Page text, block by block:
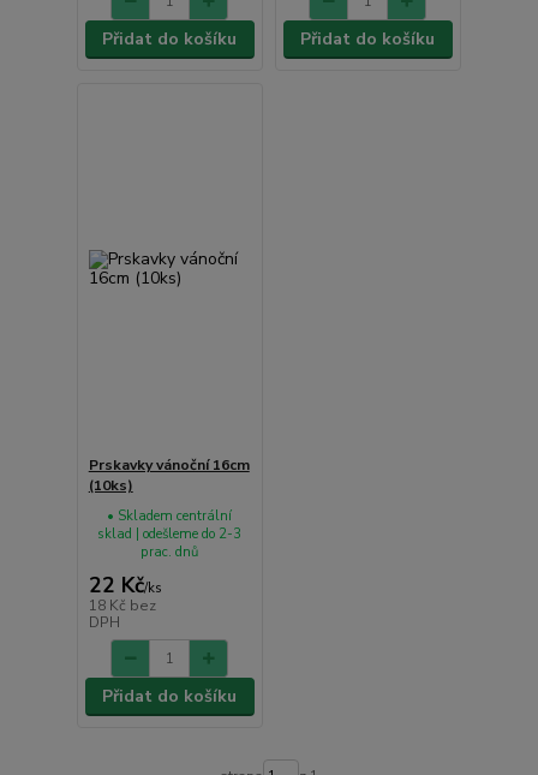
Přidat do košíku Přidat do košíku
Prskavky vánoční 16cm
(10ks)
22 Kč/ks
18 Kč bez
DPH
• Skladem centrální
sklad | odešleme do 2-3
prac. dnů
Přidat do košíku